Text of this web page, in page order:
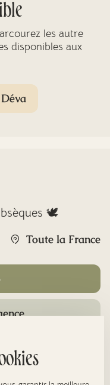
les autre
disponibles aux
🕊️
Toute la France